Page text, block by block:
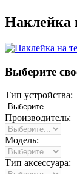
Наклейка
Выберите
Тип устройства:
Производитель:
Модель:
Тип аксессуара: